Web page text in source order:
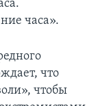
часа».
что
чтобы